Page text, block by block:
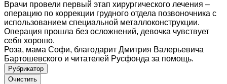
Врачи провели первый этап хирургического лечения –
операцию по коррекции грудного отдела позвоночника с
использованием специальной металлоконструкции.
Операция прошла без осложнений, девочка чувствует
себя хорошо.
Роза, мама Софи, благодарит Дмитрия Валерьевича
Бартошевского и читателей Русфонда за помощь.
Рубрикатор